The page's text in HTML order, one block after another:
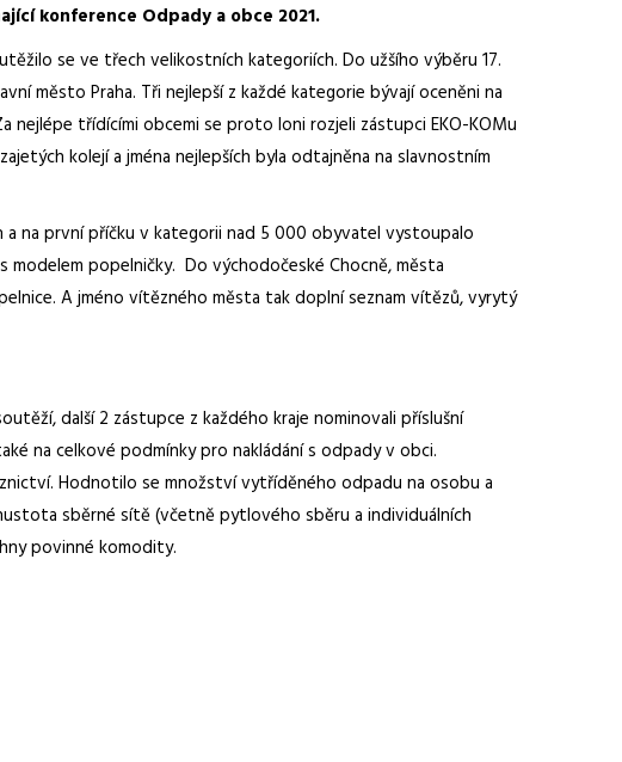
konference Odpady a obce 2021.
se ve třech velikostních kategoriích. Do užšího výběru 17.
město Praha. Tři nejlepší z každé kategorie bývají oceněni na
nejlépe třídícími obcemi se proto loni rozjeli zástupci EKO-KOMu
kolejí a jména nejlepších byla odtajněna na slavnostním
na první příčku v kategorii nad 5 000 obyvatel vystoupalo
popelničky. Do východočeské Chocně, města
A jméno vítězného města tak doplní seznam vítězů, vyrytý
další 2 zástupce z každého kraje nominovali příslušní
na celkové podmínky pro nakládání s odpady v obci.
Hodnotilo se množství vytříděného odpadu na osobu a
sběrné sítě (včetně pytlového sběru a individuálních
povinné komodity.